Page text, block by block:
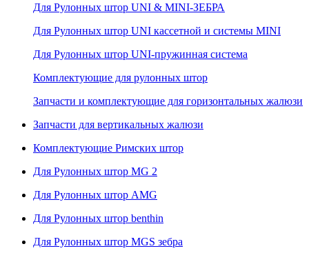
Для Рулонных штор UNI & MINI-ЗЕБРА
Для Рулонных штор UNI кассетной и системы MINI
Для Рулонных штор UNI-пружинная система
Комплектующие для рулонных штор
Запчасти и комплектующие для горизонтальных жалюзи
Запчасти для вертикальных жалюзи
Комплектующие Римских штор
Для Рулонных штор MG 2
Для Рулонных штор AMG
Для Рулонных штор benthin
Для Рулонных штор MGS зебра